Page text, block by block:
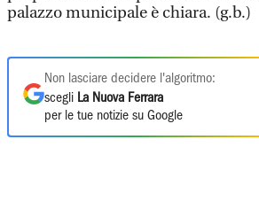
palazzo municipale è chiara. (g.b.)
Non lasciare decidere l'algoritmo:
scegli La Nuova Ferrara
per le tue notizie su Google